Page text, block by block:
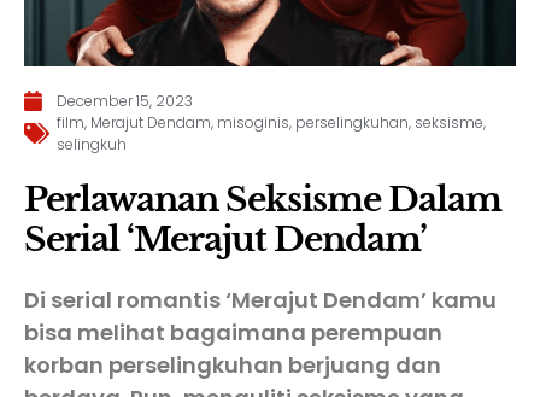
December 15, 2023
film, Merajut Dendam, misoginis, perselingkuhan, seksisme,
selingkuh
Perlawanan Seksisme Dalam
Serial ‘Merajut Dendam’
Di serial romantis ‘Merajut Dendam’ kamu
bisa melihat bagaimana perempuan
korban perselingkuhan berjuang dan